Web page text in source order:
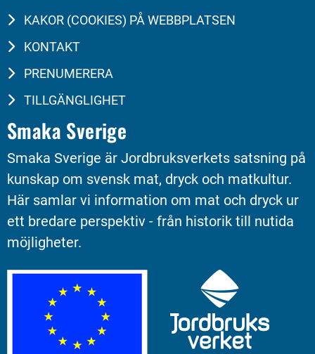
KAKOR (COOKIES) PÅ WEBBPLATSEN
KONTAKT
PRENUMERERA
TILLGÄNGLIGHET
Smaka Sverige
Smaka Sverige är Jordbruksverkets satsning på
kunskap om svensk mat, dryck och matkultur.
Här samlar vi information om mat och dryck ur
ett bredare perspektiv - från historik till nutida
möjligheter.